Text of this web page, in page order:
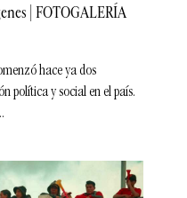
| FOTOGALERÍA
hace ya dos
política y social en el país.